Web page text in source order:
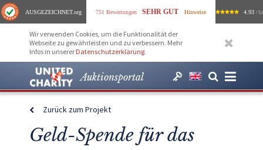
AUSGEZEICHNET.org 751 Bewertungen SEHR GUT Hinweise 4.93 /
Wir verwenden Cookies, um die Funktionalität der
Webseite zu gewährleisten und zu verbessern. Mehr
Infos in unserer Datenschutzerklärung.
Auktionsportal
Zurück zum Projekt
Geld-Spende für das